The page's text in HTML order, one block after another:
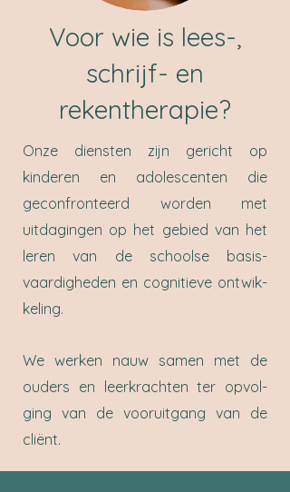
Voor wie is lees-,
schrijf- en
rekentherapie?
Onze diensten zijn gericht op
kinderen en adolescenten die
geconfronteerd worden met
uitdagingen op het gebied van het
leren van de schoolse basis­
vaardigheden en cognitieve ont­wik­
ke­ling.
We werken nauw samen met de
ouders en leerkrachten ter op­vol­
ging van de vooruitgang van de
cliënt.